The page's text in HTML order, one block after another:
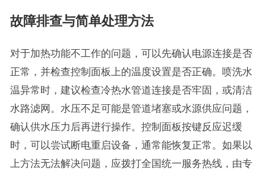
故障排查与简单处理方法
对于加热功能不工作的问题，可以先确认电源连接是否
正常，并检查控制面板上的温度设置是否正确。喷洗水
温异常时，建议检查冷热水管道连接是否牢固，或清洁
水路滤网。水压不足可能是管道堵塞或水源供应问题，
确认供水压力后再进行操作。控制面板按键反应迟缓
时，可以尝试断电重启设备，通常能恢复正常。如果以
上方法无法解决问题，应拨打全国统一服务热线，由专